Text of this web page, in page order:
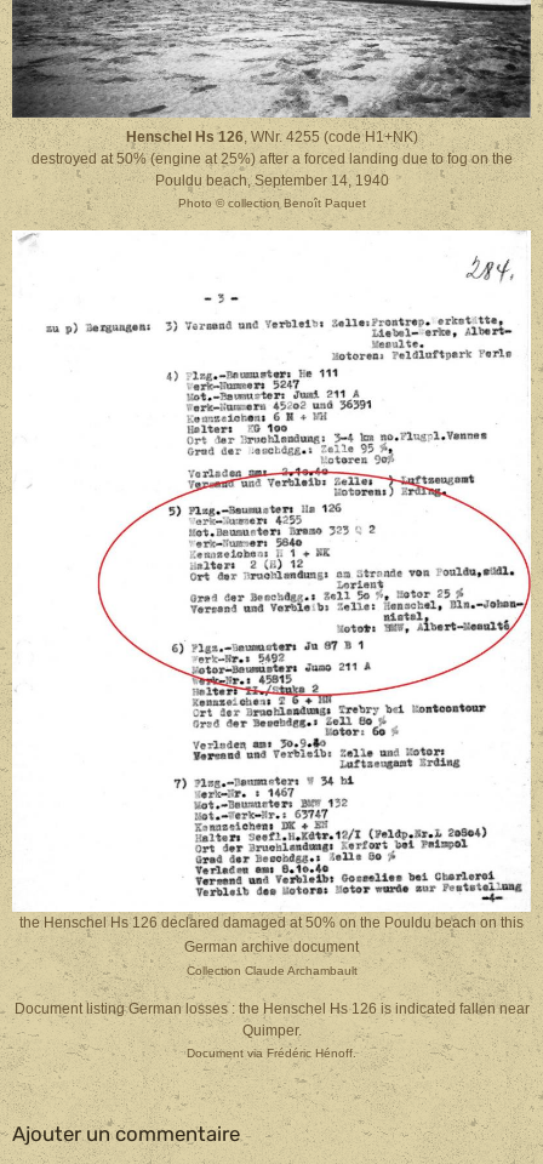
Henschel Hs 126, WNr. 4255 (code H1+NK)
destroyed at 50% (engine at 25%) after a forced landing due to fog on the
Pouldu beach, September 14, 1940
Photo © collection Benoît Paquet
the Henschel Hs 126 declared damaged at 50% on the Pouldu beach on this
German archive document
Collection Claude Archambault
Document listing German losses : the Henschel Hs 126 is indicated fallen near
Quimper.
Document via Frédéric Hénoff.
Ajouter un commentaire